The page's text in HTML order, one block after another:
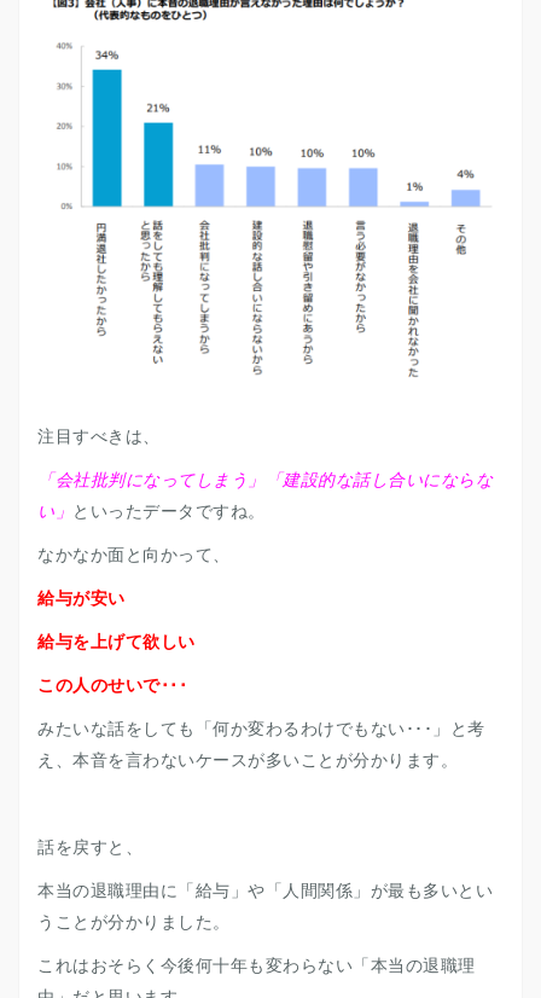
注目すべきは、
「会社批判になってしまう」「建設的な話し合いにならな
い」 といったデータですね。
なかなか面と向かって、
給与が安い
給与を上げて欲しい
この人のせいで･･･
みたいな話をしても「何か変わるわけでもない･･･」と考
え、本音を言わないケースが多いことが分かります。
話を戻すと、
本当の退職理由に「給与」や「人間関係」が最も多いとい
うことが分かりました。
これはおそらく今後何十年も変わらない「本当の退職理